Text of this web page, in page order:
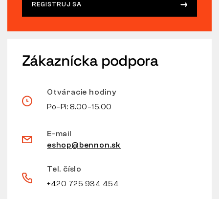
REGISTRUJ SA
Zákaznícka podpora
Otváracie hodiny
Po–Pi: 8.00–15.00
E-mail
eshop@bennon.sk
Tel. číslo
+420 725 934 454